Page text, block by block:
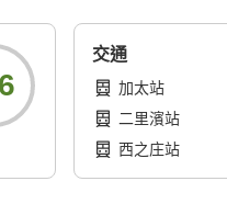
交通
加太站
二里濱站
西之庄站